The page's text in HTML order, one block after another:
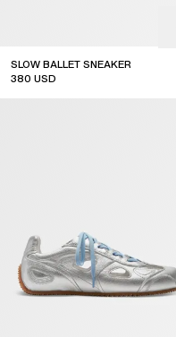
SLOW BALLET SNEAKER
380 USD